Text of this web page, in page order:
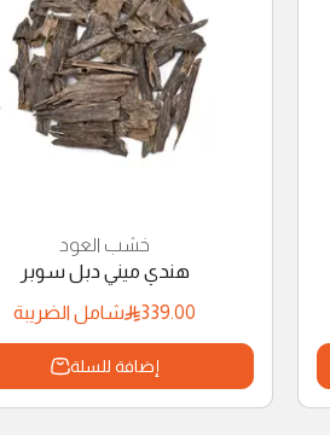
خشب العود
هندي ميني دبل سوبر
339.00
شامل الضريبة
إضافة للسلة